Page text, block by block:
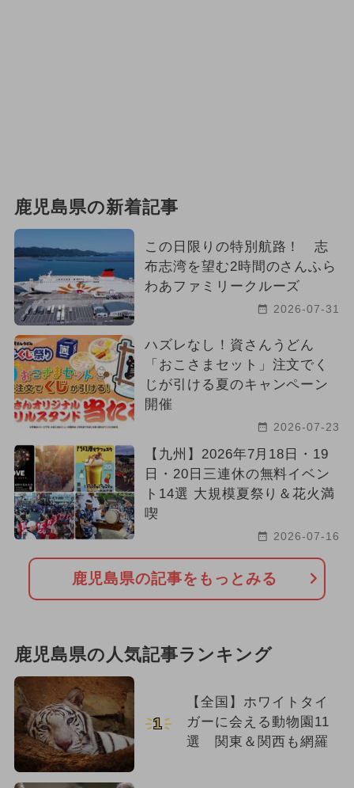
鹿児島県の新着記事
この日限りの特別航路！ 志
布志湾を望む2時間のさんふら
わあファミリークルーズ
2026-07-31
ハズレなし！資さんうどん
「おこさまセット」注文でく
じが引ける夏のキャンペーン
開催
2026-07-23
【九州】2026年7月18日・19
日・20日三連休の無料イベン
ト14選 大規模夏祭り＆花火満
喫
2026-07-16
鹿児島県の記事をもっとみる
鹿児島県の人気記事ランキング
1
【全国】ホワイトタイ
ガーに会える動物園11
選 関東＆関西も網羅